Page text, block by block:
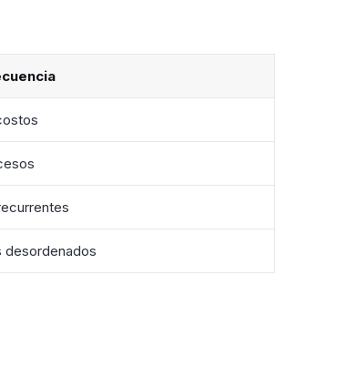
desordenados